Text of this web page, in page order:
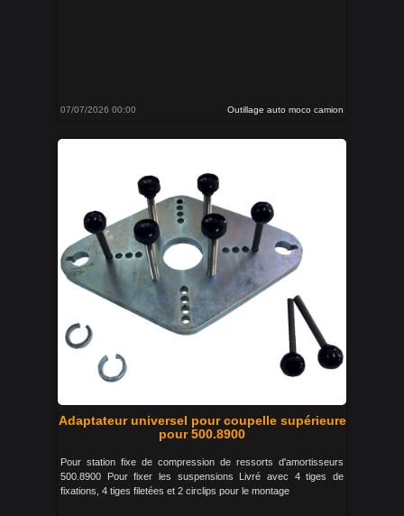
07/07/2026 00:00 Outillage auto moco camion
Adaptateur universel pour coupelle supérieure
pour 500.8900
Pour station fixe de compression de ressorts d'amortisseurs
500.8900 Pour fixer les suspensions Livré avec 4 tiges de
fixations, 4 tiges filetées et 2 circlips pour le montage